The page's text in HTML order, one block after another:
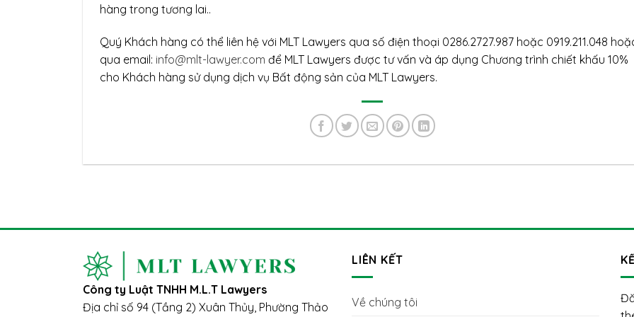
hàng trong tương lai..
Quý Khách hàng có thể liên hệ với MLT Lawyers qua số điện thoại 0286.2727.987 hoặc 0919.211.048
qua email: info@mlt-lawyer.com để MLT Lawyers được tư vấn và áp dụng Chương trình chiết khấu 10%
cho Khách hàng sử dụng dịch vụ Bất động sản của MLT Lawyers.
Công ty Luật TNHH M.L.T Lawyers
Địa chỉ số 94 (Tầng 2) Xuân Thủy, Phường Thảo
LIÊN KẾT
Về chúng tôi